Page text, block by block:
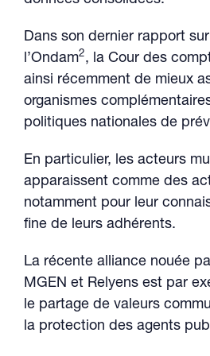
Dans son dernier rapport
l’Ondam2, la Cour des
ainsi récemment de mieux
organismes
politiques nationales de
En particulier, les acteurs
apparaissent comme des
notamment pour leur
fine de leurs adhérents.
La récente alliance nouée
MGEN et Relyens est par
le partage de valeurs
la protection des agents